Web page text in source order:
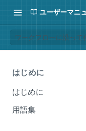
ユーザーマニ
ワークフローに沿って
はじめに
はじめに
用語集